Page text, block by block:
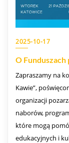
2025-10-17
O
Zapraszamy na
Kawie”,
organizacji
naborów,
które mogą
edukacyjnych i